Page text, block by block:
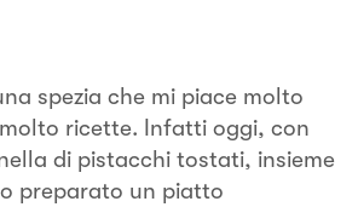
spezia che mi piace molto
ricette. Infatti oggi, con
di pistacchi tostati, insieme
preparato un piatto